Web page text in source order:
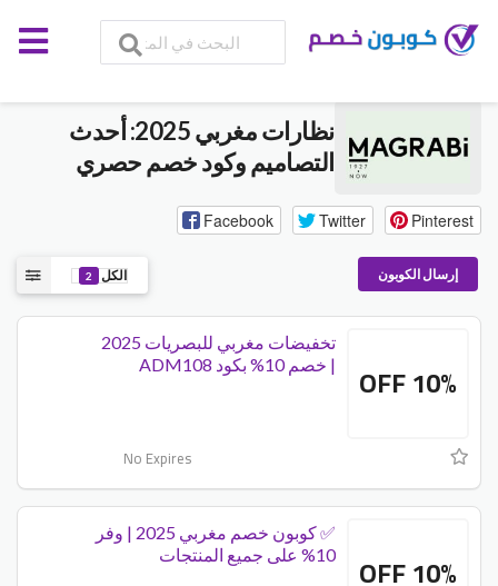
نظارات مغربي 2025: أحدث
التصاميم وكود خصم حصري
Facebook Twitter Pinterest
الكل 2 إرسال الكوبون
10% OFF
تخفيضات مغربي للبصريات 2025
| خصم 10% بكود ADM108
No Expires
10% OFF
✅ كوبون خصم مغربي 2025 | وفر
10% على جميع المنتجات